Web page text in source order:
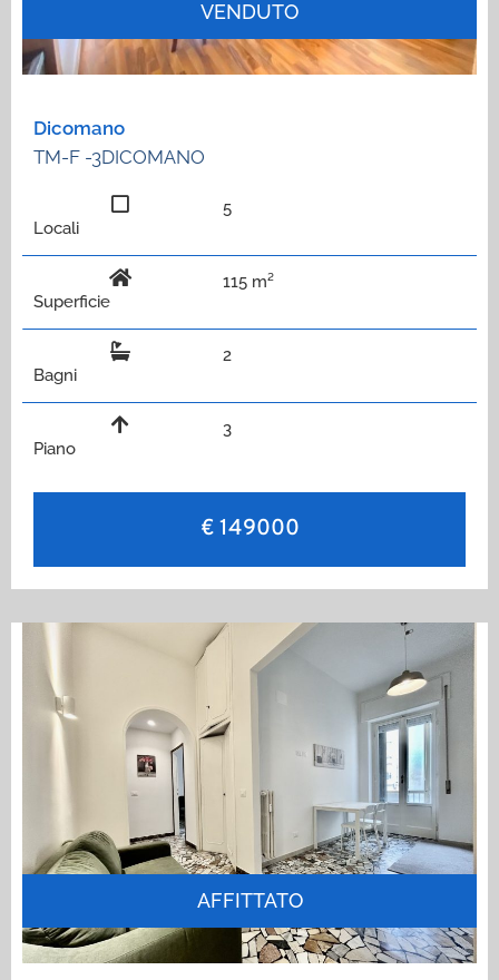
VENDUTO
Dicomano
TM-F -3DICOMANO
Locali
5
Superficie
115 m²
Bagni
2
Piano
3
€ 149000
AFFITTATO